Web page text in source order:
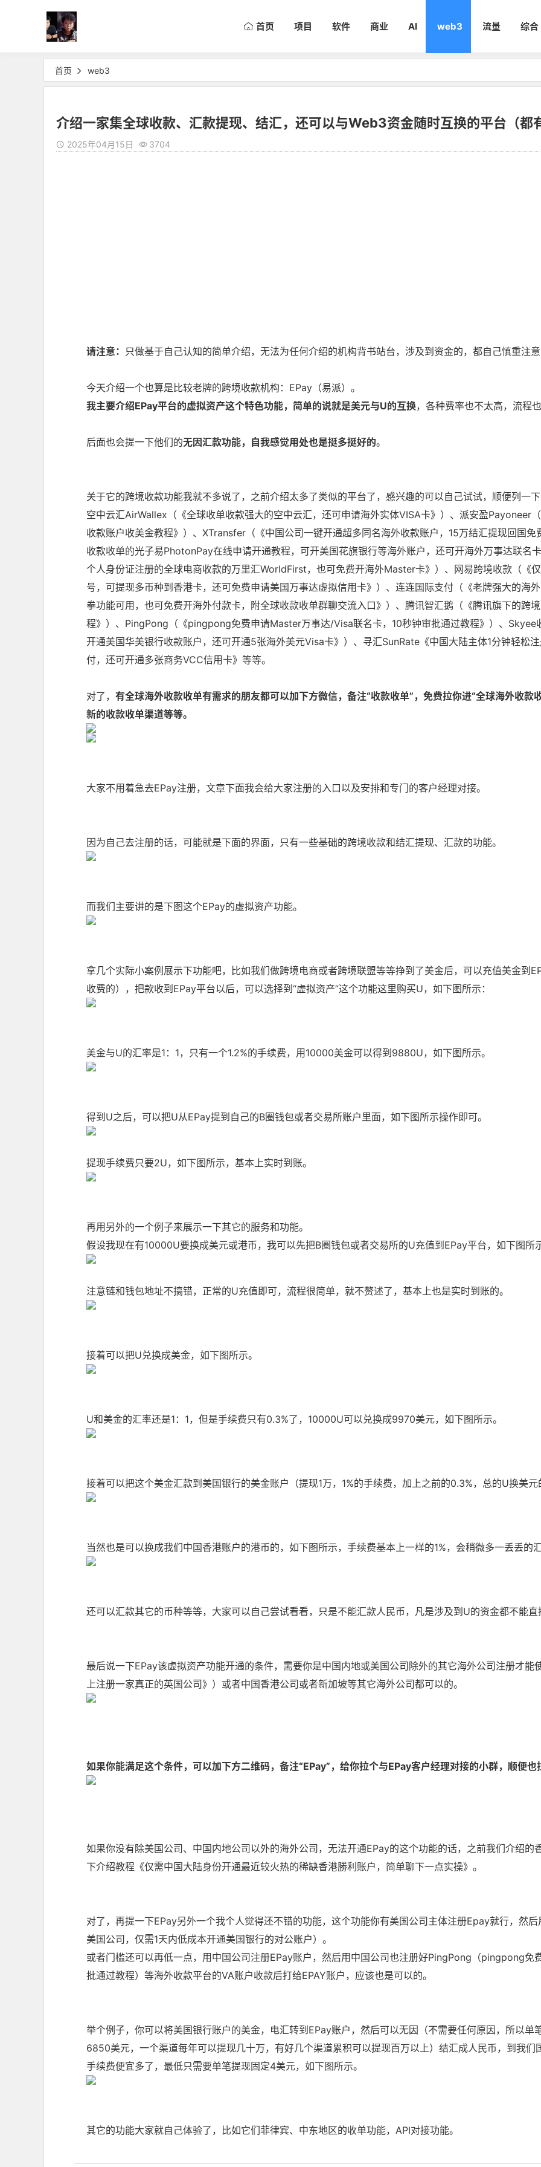
首页 项目 软件 商业 AI web3 流量 综合
首页 web3
介绍一家集全球收款、汇款提现、结汇，还可以与Web3资金随时互换的平台（都
2025年04月15日 3704
请注意： 只做基于自己认知的简单介绍，无法为任何介绍的机构背书站台，涉及到资金的，都自己慎重注
今天介绍一个也算是比较老牌的跨境收款机构：EPay（易派）。
我主要介绍EPay平台的虚拟资产这个特色功能，简单的说就是美元与U的互换，各种费率也不太高，流程
后面也会提一下他们的无因汇款功能，自我感觉用处也是挺多挺好的。
关于它的跨境收款功能我就不多说了，之前介绍太多了类似的平台了，感兴趣的可以自己试试，顺便列一
空中云汇AirWallex（《全球收单收款强大的空中云汇，还可申请海外实体VISA卡》）、派安盈Payoneer
收款账户收美金教程》）、XTransfer（《中国公司一键开通超多同名海外收款账户，15万结汇提现回国免
收款收单的光子易PhotonPay在线申请开通教程，可开美国花旗银行等海外账户，还可开海外万事达联名卡
个人身份证注册的全球电商收款的万里汇WorldFirst，也可免费开海外Master卡》）、网易跨境收款（《
号，可提现多币种到香港卡，还可免费申请美国万事达虚拟信用卡》）、连连国际支付（《老牌强大的海
拳功能可用，也可免费开海外付款卡，附全球收款收单群聊交流入口》）、腾讯智汇鹅（《腾讯旗下的跨
程》）、PingPong（《pingpong免费申请Master万事达/Visa联名卡，10秒钟审批通过教程》）、Skyee
开通美国华美银行收款账户，还可开通5张海外美元Visa卡》）、寻汇SunRate《中国大陆主体1分钟轻松
付，还可开通多张商务VCC信用卡》等等。
对了， 有全球海外收款收单有需求的朋友都可以加下方微信，备注“收款收单”，免费拉你进“全球海外收款
新的收款收单渠道等等。
大家不用着急去EPay注册，文章下面我会给大家注册的入口以及安排和专门的客户经理对接。
因为自己去注册的话，可能就是下面的界面，只有一些基础的跨境收款和结汇提现、汇款的功能。
而我们主要讲的是下图这个EPay的虚拟资产功能。
拿几个实际小案例展示下功能吧，比如我们做跨境电商或者跨境联盟等等挣到了美金后，可以充值美金到
收费的），把款收到EPay平台以后，可以选择到“虚拟资产”这个功能这里购买U，如下图所示：
美金与U的汇率是1：1，只有一个1.2%的手续费，用10000美金可以得到9880U，如下图所示。
得到U之后，可以把U从EPay提到自己的B圈钱包或者交易所账户里面，如下图所示操作即可。
提现手续费只要2U，如下图所示，基本上实时到账。
再用另外的一个例子来展示一下其它的服务和功能。
假设我现在有10000U要换成美元或港币，我可以先把B圈钱包或者交易所的U充值到EPay平台，如下图所
注意链和钱包地址不搞错，正常的U充值即可，流程很简单，就不赘述了，基本上也是实时到账的。
接着可以把U兑换成美金，如下图所示。
U和美金的汇率还是1：1，但是手续费只有0.3%了，10000U可以兑换成9970美元，如下图所示。
接着可以把这个美金汇款到美国银行的美金账户（提现1万，1%的手续费，加上之前的0.3%，总的U换美元
当然也是可以换成我们中国香港账户的港币的，如下图所示，手续费基本上一样的1%，会稍微多一丢丢的
还可以汇款其它的币种等等，大家可以自己尝试看看，只是不能汇款人民币，凡是涉及到U的资金都不能
最后说一下EPay该虚拟资产功能开通的条件，需要你是中国内地或美国公司除外的其它海外公司注册才能
上注册一家真正的英国公司》）或者中国香港公司或者新加坡等其它海外公司都可以的。
如果你能满足这个条件，可以加下方二维码，备注“EPay”，给你拉个与EPay客户经理对接的小群，顺便
如果你没有除美国公司、中国内地公司以外的海外公司，无法开通EPay的这个功能的话，之前我们介绍的
下介绍教程《仅需中国大陆身份开通最近较火热的稀缺香港勝利账户，简单聊下一点实操》。
对了，再提一下EPay另外一个我个人觉得还不错的功能，这个功能你有美国公司主体注册Epay就行，然
美国公司，仅需1天内低成本开通美国银行的对公账户）。
或者门槛还可以再低一点，用中国公司注册EPay账户，然后用中国公司也注册好PingPong（pingpong免
批通过教程）等海外收款平台的VA账户收款后打给EPAY账户，应该也是可以的。
举个例子，你可以将美国银行账户的美金，电汇转到EPay账户，然后可以无因（不需要任何原因，所以单
6850美元，一个渠道每年可以提现几十万，有好几个渠道累积可以提现百万以上）结汇成人民币，到我
手续费便宜多了，最低只需要单笔提现固定4美元，如下图所示。
其它的功能大家就自己体验了，比如它们菲律宾、中东地区的收单功能，API对接功能。